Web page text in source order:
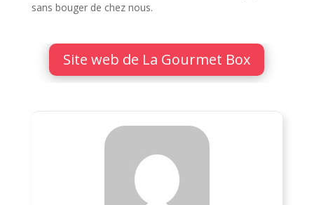
sans bouger de chez nous.
Site web de La Gourmet Box